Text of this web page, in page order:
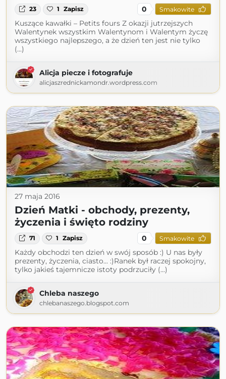
23 1 Zapisz 0 Smakowite
Kuszące kawałki – Petits fours Z okazji jutrzejszych
Walentynek wszystkim Walentynom i Walentym życzę
wszystkiego najlepszego, a że dzień ten jest nie tylko
(...)
Alicja piecze i fotografuje
alicjaszrednickamondr.wordpress.com
27 maja 2016
Dzień Matki - obchody, prezenty,
życzenia i święto rodziny
71 1 Zapisz 0 Smakowite
Każdy obchodzi ten dzień w swój sposób :) U nas były
prezenty, życzenia, ciasto... :)Ranek był raczej spokojny,
tylko jakieś tajemnicze istoty podrzuciły (...)
Chleba naszego
chlebanaszego.blogspot.com